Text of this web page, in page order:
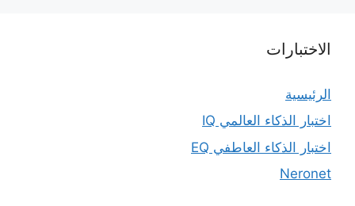
الاختبارات
الرئيسية
اختبار الذكاء العالمي IQ
اختبار الذكاء العاطفي EQ
Neronet